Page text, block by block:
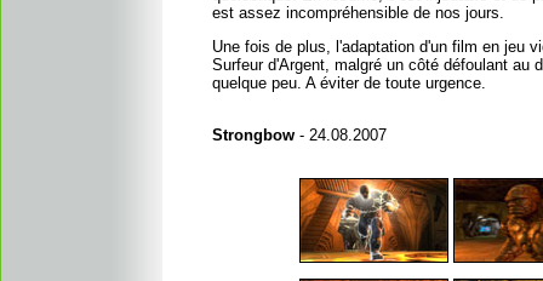
est assez incompréhensible de nos jours.
Une fois de plus, l'adaptation d'un film en jeu
Surfeur d'Argent, malgré un côté défoulant au
quelque peu. A éviter de toute urgence.
Strongbow- 24.08.2007